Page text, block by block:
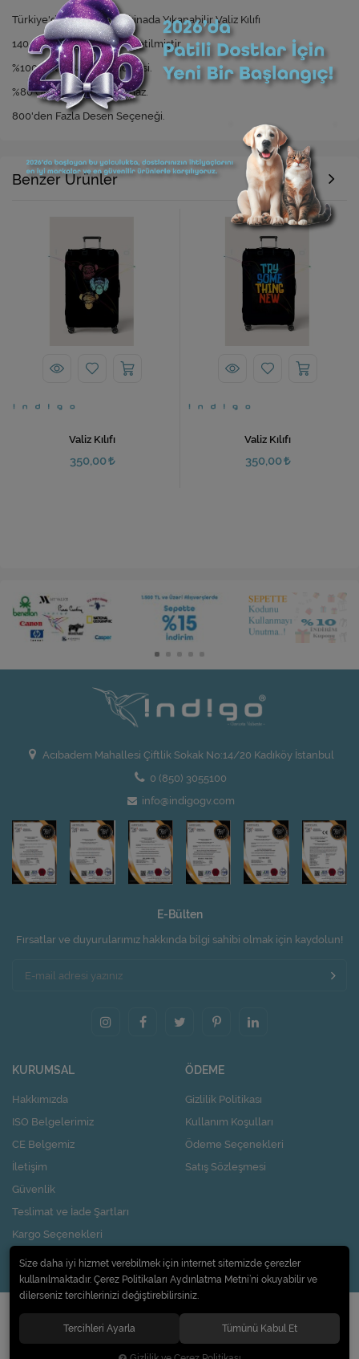
Türkiye'de İlk ve Tek Makinada Yıkanabilir Valiz Kılıfı
140 gr Likralı Kumaştan üretilmiştir.
%100 Dijital Baskı Teknolojisi.
%80 Oranında Leke Tutmaz.
800'den Fazla Desen Seçeneği.
Benzer Ürünler
Valiz Kılıfı
350,00
Valiz Kılıfı
350,00
Acıbadem Mahallesi Çiftlik Sokak No:14/20 Kadıköy İstanbul
0 (850) 3055100
info@indigogv.com
E-Bülten
Fırsatlar ve duyurularımız hakkında bilgi sahibi olmak için kaydolun!
KURUMSAL
Hakkımızda
ISO Belgelerimiz
CE Belgemiz
İletişim
Güvenlik
Teslimat ve İade Şartları
Kargo Seçenekleri
Nasıl Kupon Kazanırım?
ÖDEME
Gizlilik Politikası
Kullanım Koşulları
Ödeme Seçenekleri
Satış Sözleşmesi
© 2020Pi Design İç ve Dış Ticaret Limited Şirketi. Tüm hakları saklıdır.
Size daha iyi hizmet verebilmek için internet sitemizde çerezler
kullanılmaktadır. Çerez Politikaları Aydınlatma Metni’ni okuyabilir ve
dilerseniz tercihlerinizi değiştirebilirsiniz.
Tercihleri Ayarla Tümünü Kabul Et